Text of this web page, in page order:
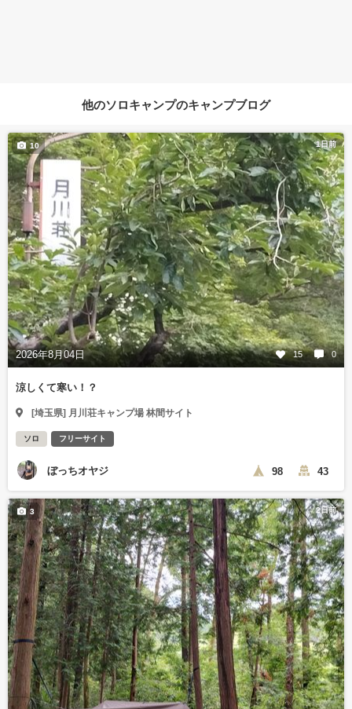
他のソロキャンプのキャンプブログ
1日前
2026年8月04日 15 0
10
涼しくて寒い！？
[埼玉県] 月川荘キャンプ場 林間サイト
ソロ フリーサイト
ぼっちオヤジ 98 43
2日前
3